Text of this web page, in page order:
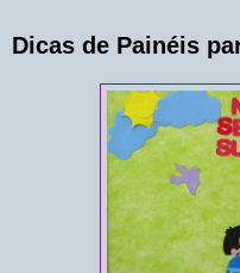
Dicas de Painéis